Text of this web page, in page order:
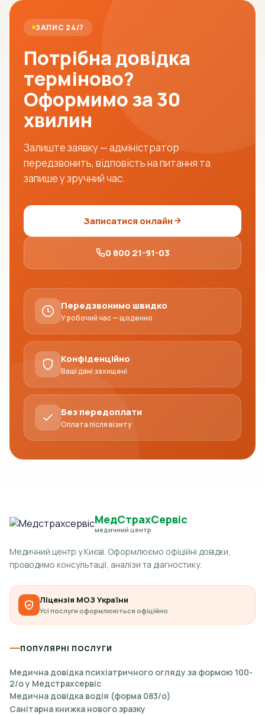
ЗАПИС 24/7
Потрібна довідка
терміново?
Оформимо за 30
хвилин
Залиште заявку — адміністратор
передзвонить, відповість на питання та
запише у зручний час.
Записатися онлайн
0 800 21-91-03
Передзвонимо швидко
У робочий час — щоденно
Конфіденційно
Ваші дані захищені
Без передоплати
Оплата після візиту
МедСтрахСервіс
медичний центр
Медичний центр у Києві. Оформлюємо офіційні довідки,
проводимо консультації, аналізи та діагностику.
Ліцензія МОЗ України
Усі послуги оформлюються офіційно
ПОПУЛЯРНІ ПОСЛУГИ
Медична довідка психіатричного огляду за формою 100-
2/о у Медстрахсервіс
Медична довідка водія (форма 083/о)
Санітарна книжка нового зразку